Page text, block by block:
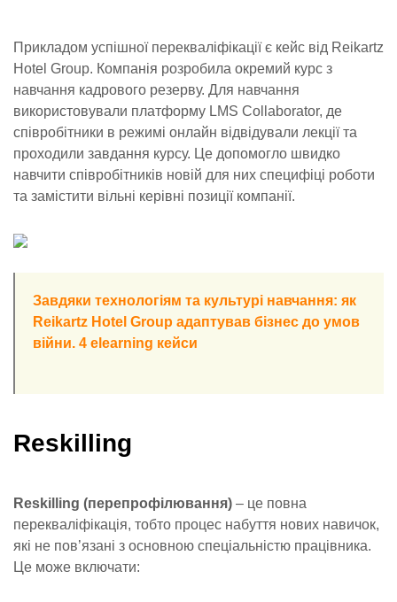
Прикладом успішної перекваліфікації є кейс від Reikartz
Hotel Group. Компанія розробила окремий курс з
навчання кадрового резерву. Для навчання
використовували платформу LMS Collaborator, де
співробітники в режимі онлайн відвідували лекції та
проходили завдання курсу. Це допомогло швидко
навчити співробітників новій для них специфіці роботи
та замістити вільні керівні позиції компанії.
Завдяки технологіям та культурі навчання: як
Reikartz Hotel Group адаптував бізнес до умов
війни. 4 elearning кейси
Reskilling
Reskilling (перепрофілювання) – це повна
перекваліфікація, тобто процес набуття нових навичок,
які не пов’язані з основною спеціальністю працівника.
Це може включати: